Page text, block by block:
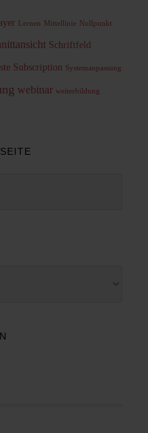
Lernen Mittellinie Nullpunkt
Schriftfeld
Subscription Systemanpassung
webinar weiterbildung